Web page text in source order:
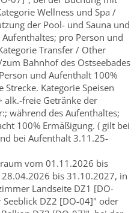
Wellness und Spa /
der Pool- und Sauna und
pro Person und
Transfer / Other
Bahnhof des Ostseebades
und Aufenthalt 100%
Kategorie Speisen
alk.-freie Getränke der
während des Aufenthaltes;
100% Ermäßigung. ( gilt bei
bei Aufenthalt 3.11.25-
vom 01.11.2026 bis
bis 31.10.2027, in
Landseite DZ1 [DO-
DZ2 [DO-04]" oder